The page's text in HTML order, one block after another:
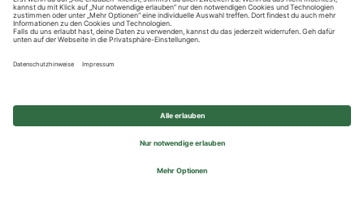
Privatsphäre-Einstellungen
© 2026 REWE Group - All rights reserved